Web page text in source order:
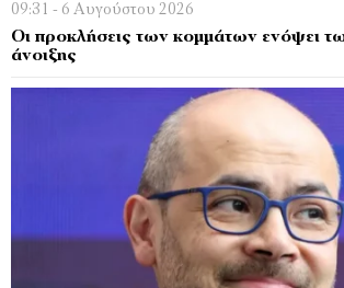
09:31 - 6 Αυγούστου 2026
Οι προκλήσεις των κομμάτων ενόψει
άνοιξης